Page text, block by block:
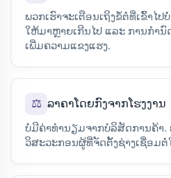
ພວກເຮົາຈະເຕືອນເຖິງຂໍ້ຕໍ່ທີ່ເຂົ້າໄ
ໃຫ້ມາຫຼາຍເກີນໄປ ແລະ ການກຳນົ
ເພີ່ມຄວາມແຂງແຮງ.
⚖ ລາຄາໂດຍກົງຈາກໂຮງງານ
ບໍ່ມີຄ່າທຳນຽມຈາກບໍລິສັດການຄ້າ
ວິສະວະກອນຜູ້ທີ່ຈັດຕັ້ງຊ່າງເຊື່ອມຕໍ່